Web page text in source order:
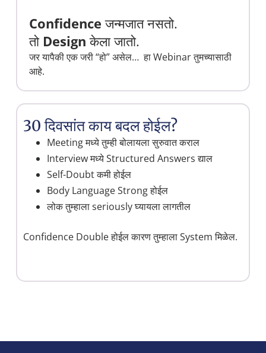
Confidence जन्मजात नसतो.
तो Design केला जातो.
जर यापैकी एक जरी “हो” असेल… हा Webinar तुमच्यासाठी
आहे.
30 दिवसांत काय बदल होईल?
Meeting मध्ये तुम्ही बोलायला सुरुवात कराल
Interview मध्ये Structured Answers द्याल
Self-Doubt कमी होईल
Body Language Strong होईल
लोक तुम्हाला seriously घ्यायला लागतील
Confidence Double होईल कारण तुम्हाला System मिळेल.